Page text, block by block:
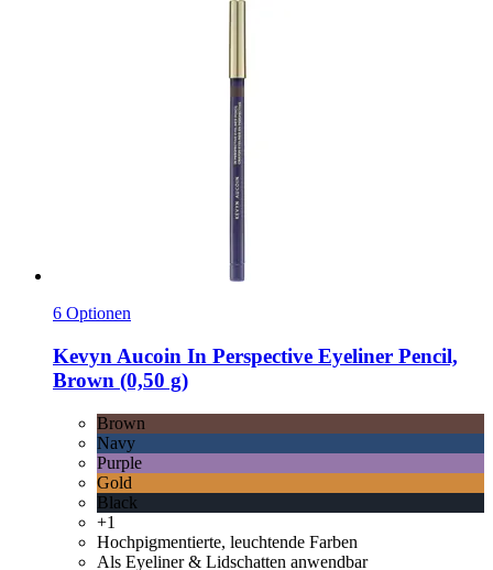
6 Optionen
Kevyn Aucoin In Perspective Eyeliner Pencil,
Brown (0,50 g)
Brown
Navy
Purple
Gold
Black
+1
Hochpigmentierte, leuchtende Farben
Als Eyeliner & Lidschatten anwendbar